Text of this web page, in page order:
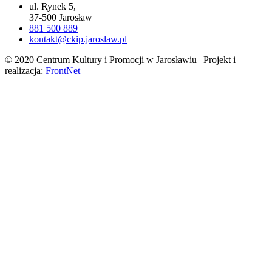
ul. Rynek 5,
37-500 Jarosław
881 500 889
kontakt@ckip.jaroslaw.pl
© 2020 Centrum Kultury i Promocji w Jarosławiu | Projekt i
realizacja: FrontNet